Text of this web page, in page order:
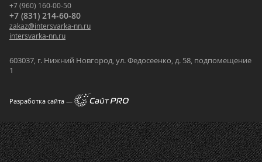
+7 (960) 160-00-50
+7 (831) 214-60-80
zakaz@intersvarka-nn.ru
intersvarka-nn.ru
603037, г. Нижний Новгород, ул. Федосеенко, д. 58, подпомещение
1
Разработка сайта —